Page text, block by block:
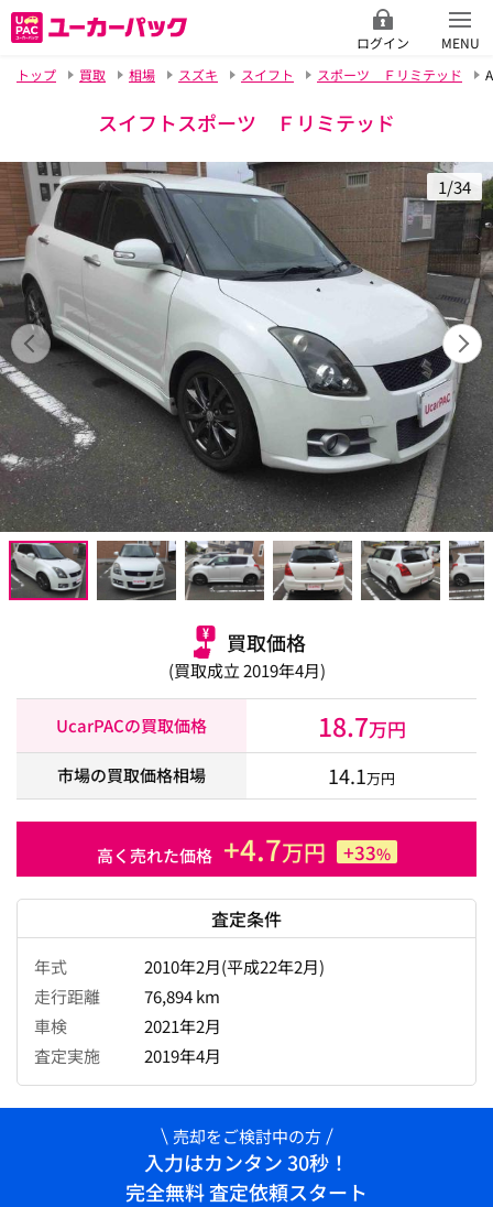
ログイン
MENU
トップ
買取 相場 スズキ スイフト スポーツ Ｆリミテッド
スイフトスポーツ Ｆリミテッド
1/34
買取価格
(買取成立 2019年4月)
UcarPACの買取価格 18.7万円
市場の買取価格相場 14.1万円
高く売れた価格 +4.7万円 +33%
査定条件
年式
2010年2月(平成22年2月)
走行距離
76,894 km
車検
2021年2月
査定実施
2019年4月
売却をご検討中の方
入力はカンタン 30秒！
完全無料 査定依頼スタート